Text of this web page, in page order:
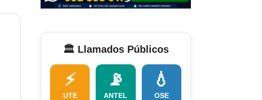
🏛️ Llamados Públicos
⚡
UTE
📡
ANTEL
💧
OSE